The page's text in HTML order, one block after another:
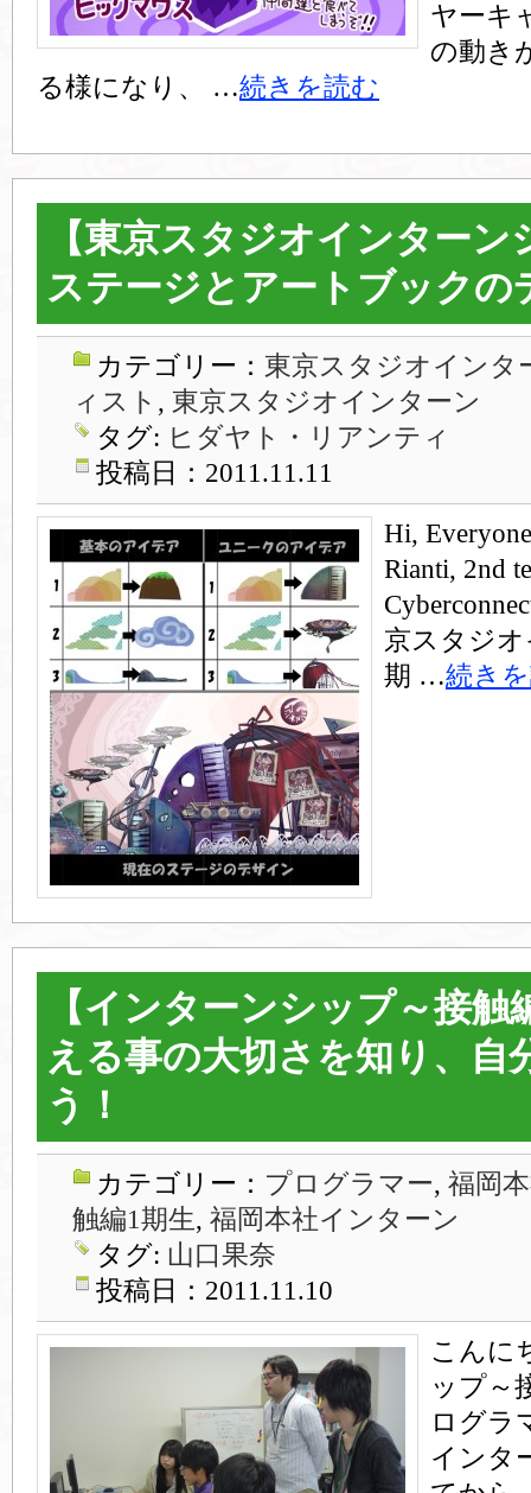
ヤーキ
の動き
る様になり、 …続きを読む
【東京スタジオインターン
ステージとアートブックの
カテゴリー： 東京スタジオインタ
ィスト , 東京スタジオインターン
タグ: ヒダヤト・リアンティ
投稿日：2011.11.11
Hi,
Rianti, 2nd
京スタジ
期 …続き
【インターンシップ～接触
える事の大切さを知り、自
う！
カテゴリー： プログラマー, 福岡
触編1期生, 福岡本社インターン
タグ: 山口果奈
投稿日：2011.11.10
こんに
ップ～
ログラ
インタ